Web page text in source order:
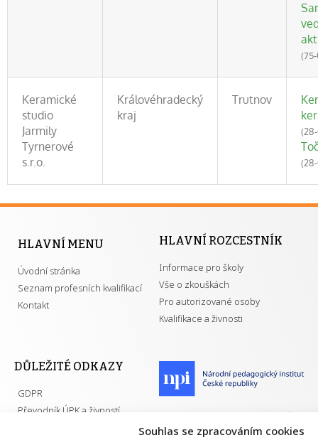
Souhlas se zpracováním cookies
Keramické
studio
Jarmily
Tyrnerové
s.r.o.
Královéhradecký
kraj
Trutnov
HLAVNÍ MENU
Úvodní stránka
Seznam profesních kvalifikací
Kontakt
HLAVNÍ ROZCESTNÍK
Informace pro školy
Vše o zkouškách
Pro autorizované osoby
Kvalifikace a živnosti
DŮLEŽITÉ ODKAZY
GDPR
Převodník ÚPK a živností
Senovážné náměstí 25